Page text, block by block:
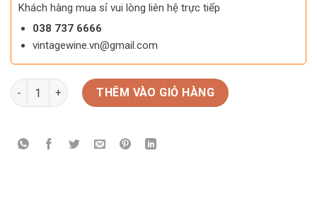
Khách hàng mua sỉ vui lòng liên hệ trực tiếp
038 737 6666
vintagewine.vn@gmail.com
Rượu Baileys Birthday Cake (Baileys Trắng) số lượng
THÊM VÀO GIỎ HÀNG